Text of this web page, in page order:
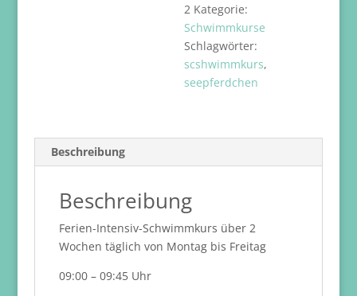
2 Kategorie:
Schwimmkurse
Schlagwörter:
scshwimmkurs,
seepferdchen
Beschreibung
Beschreibung
Ferien-Intensiv-Schwimmkurs über 2
Wochen täglich von Montag bis Freitag
09:00 – 09:45 Uhr